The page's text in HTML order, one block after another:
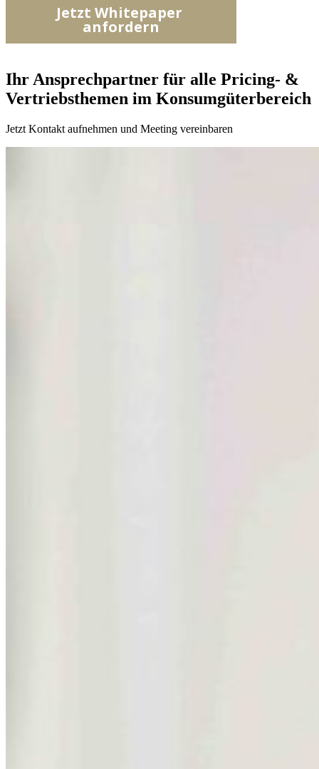
Ihr Ansprechpartner für alle Pricing- &
Vertriebsthemen im Konsumgüterbereich
Jetzt Kontakt aufnehmen und Meeting vereinbaren